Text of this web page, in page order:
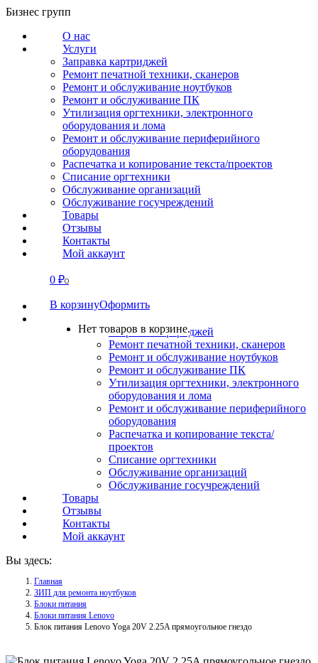
Перейти
содержанию
Бизнес групп
О нас
Услуги
Заправка картриджей
Ремонт печатной техники, сканеров
Ремонт и обслуживание ноутбуков
Ремонт и обслуживание ПК
Утилизация оргтехники, электронного
оборудования и лома
Ремонт и обслуживание периферийного
оборудования
Распечатка и копирование текста/проектов
Списание оргтехники
Обслуживание организаций
Обслуживание госучреждений
Товары
Отзывы
Контакты
Мой аккаунт
0 ₽0
В корзинуОформить
Нет товаров в корзине.
СВЯЗАТЬСЯ
О нас
Заправка картриджей
Ремонт печатной техники, сканеров
Ремонт и обслуживание ноутбуков
Ремонт и обслуживание ПК
Утилизация оргтехники, электронного
оборудования и лома
Ремонт и обслуживание периферийного
оборудования
Распечатка и копирование текста/
проектов
Списание оргтехники
Обслуживание организаций
Обслуживание госучреждений
Товары
Отзывы
Контакты
Мой аккаунт
Вы здесь:
Главная
ЗИП для ремонта ноутбуков
Блоки питания
Блоки питания Lenovo
Блок питания Lenovo Yoga 20V 2.25A прямоугольное гнездо